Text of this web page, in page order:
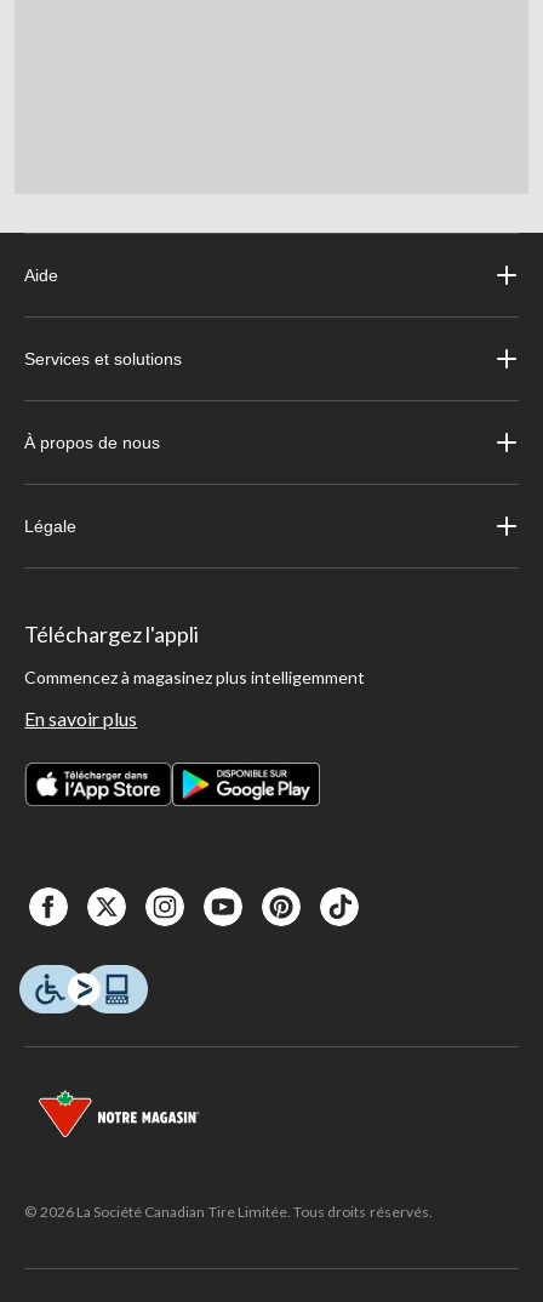
Aide
Services et solutions
À propos de nous
Légale
Téléchargez l'appli
Commencez à magasinez plus intelligemment
En savoir plus
© 2026 La Société Canadian Tire Limitée. Tous droits réservés.